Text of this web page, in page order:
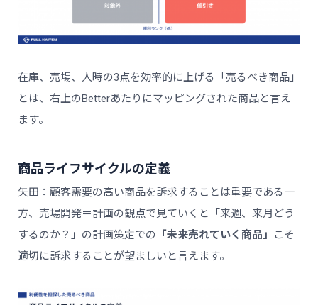
在庫、売場、人時の3点を効率的に上げる「売るべき商品」
とは、右上のBetterあたりにマッピングされた商品と言え
ます。
商品ライフサイクルの定義
矢田：顧客需要の高い商品を訴求することは重要である一
方、売場開発＝計画の観点で見ていくと「来週、来月どう
するのか？」の計画策定での
「未来売れていく商品」
こそ
適切に訴求することが望ましいと言えます。